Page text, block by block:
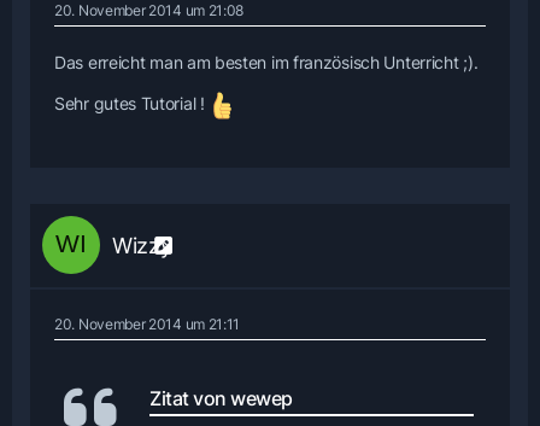
20. November 2014 um 21:08
Das erreicht man am besten im französisch Unterricht ;).
Sehr gutes Tutorial !
Wizzy
20. November 2014 um 21:11
Zitat von wewep